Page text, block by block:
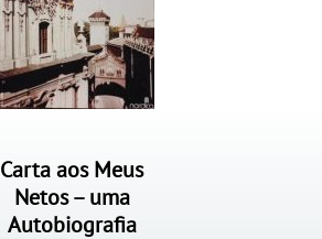
Carta aos Meus
Netos – uma
Autobiografia